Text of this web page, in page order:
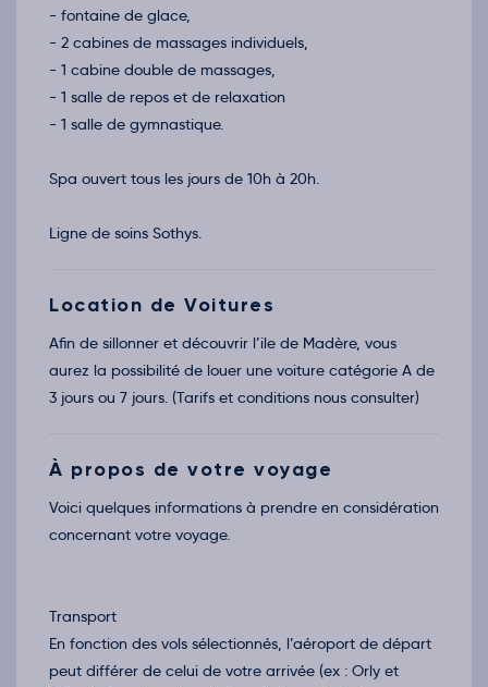
- fontaine de glace,
- 2 cabines de massages individuels,
- 1 cabine double de massages,
- 1 salle de repos et de relaxation
- 1 salle de gymnastique.
Spa ouvert tous les jours de 10h à 20h.
Ligne de soins Sothys.
Location de Voitures
Afin de sillonner et découvrir l’ile de Madère, vous
aurez la possibilité de louer une voiture catégorie A de
3 jours ou 7 jours. (Tarifs et conditions nous consulter)
À propos de votre voyage
Voici quelques informations à prendre en considération
concernant votre voyage.
Transport
En fonction des vols sélectionnés, l’aéroport de départ
peut différer de celui de votre arrivée (ex : Orly et